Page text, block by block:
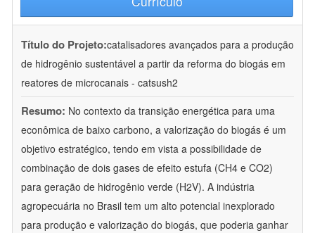
Título do Projeto:catalisadores avançados para a produção
de hidrogênio sustentável a partir da reforma do biogás em
reatores de microcanais - catsush2
Resumo: No contexto da transição energética para uma
econômica de baixo carbono, a valorização do biogás é um
objetivo estratégico, tendo em vista a possibilidade de
combinação de dois gases de efeito estufa (CH4 e CO2)
para geração de hidrogênio verde (H2V). A indústria
agropecuária no Brasil tem um alto potencial inexplorado
para produção e valorização do biogás, que poderia ganhar